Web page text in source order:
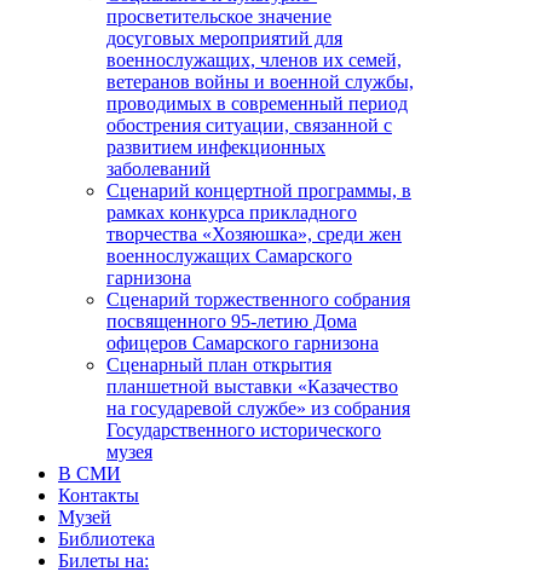
просветительское значение
досуговых мероприятий для
военнослужащих, членов их семей,
ветеранов войны и военной службы,
проводимых в современный период
обострения ситуации, связанной с
развитием инфекционных
заболеваний
Сценарий концертной программы, в
рамках конкурса прикладного
творчества «Хозяюшка», среди жен
военнослужащих Самарского
гарнизона
Сценарий торжественного собрания
посвященного 95-летию Дома
офицеров Самарского гарнизона
Сценарный план открытия
планшетной выставки «Казачество
на государевой службе» из собрания
Государственного исторического
музея
В СМИ
Контакты
Музей
Библиотека
Билеты на: